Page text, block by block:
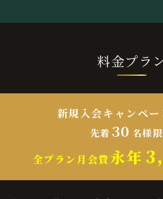
料金プラ
新規入会キャンペ
先着 30 名様
全プラン月会費 永年